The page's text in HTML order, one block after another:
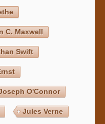
C. Maxwell
Swift
O'Connor
Jules Verne